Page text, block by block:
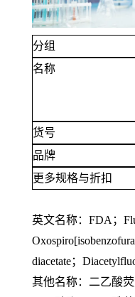
分组
名称
货号
品牌
更多规格与折扣
英文名称： FDA；
diacetate；
其他名称：二乙酸